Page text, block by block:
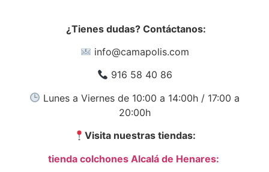
¿Tienes dudas? Contáctanos:
info@camapolis.com
916 58 40 86
Lunes a Viernes de 10:00 a 14:00h / 17:00 a
20:00h
Visita nuestras tiendas:
tienda colchones Alcalá de Henares: